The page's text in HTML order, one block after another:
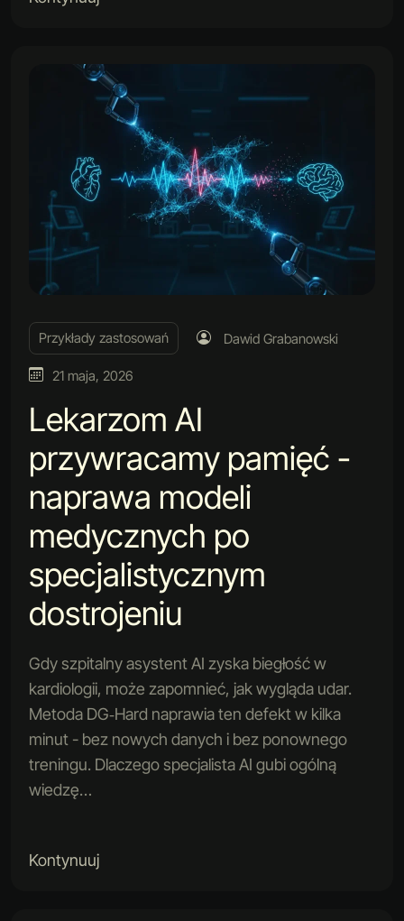
Przykłady zastosowań Dawid Grabanowski
21 maja, 2026
Lekarzom AI
przywracamy pamięć -
naprawa modeli
medycznych po
specjalistycznym
dostrojeniu
Gdy szpitalny asystent AI zyska biegłość w
kardiologii, może zapomnieć, jak wygląda udar.
Metoda DG‑Hard naprawia ten defekt w kilka
minut - bez nowych danych i bez ponownego
treningu. Dlaczego specjalista AI gubi ogólną
wiedzę…
Kontynuuj